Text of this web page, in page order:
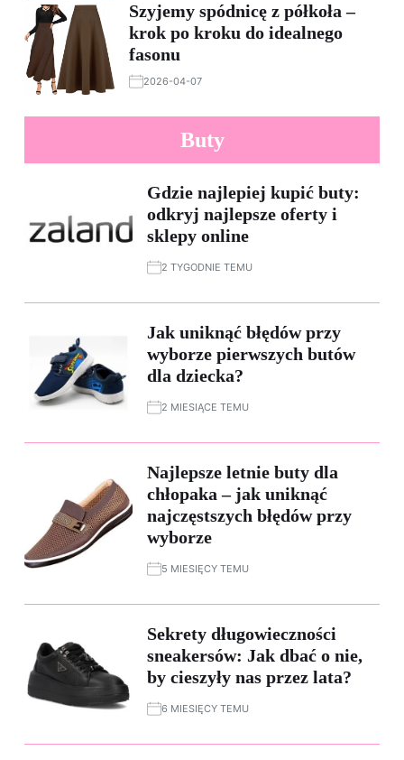
Szyjemy spódnicę z półkoła –
krok po kroku do idealnego
fasonu
2026-04-07
Buty
Gdzie najlepiej kupić buty:
odkryj najlepsze oferty i
sklepy online
2 TYGODNIE TEMU
Jak uniknąć błędów przy
wyborze pierwszych butów
dla dziecka?
2 MIESIĄCE TEMU
Najlepsze letnie buty dla
chłopaka – jak uniknąć
najczęstszych błędów przy
wyborze
5 MIESIĘCY TEMU
Sekrety długowieczności
sneakersów: Jak dbać o nie,
by cieszyły nas przez lata?
6 MIESIĘCY TEMU